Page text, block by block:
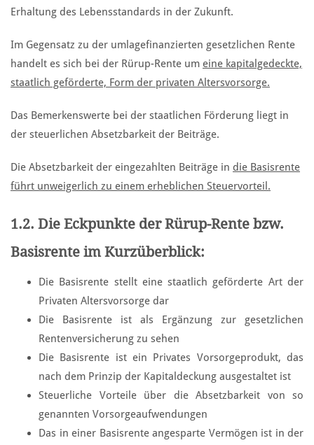
Erhaltung des Lebensstandards in der Zukunft.
Im Gegensatz zu der umlagefinanzierten gesetzlichen Rente
handelt es sich bei der Rürup-Rente um eine kapitalgedeckte,
staatlich geförderte, Form der privaten Altersvorsorge.
Das Bemerkenswerte bei der staatlichen Förderung liegt in
der steuerlichen Absetzbarkeit der Beiträge.
Die Absetzbarkeit der eingezahlten Beiträge in die Basisrente
führt unweigerlich zu einem erheblichen Steuervorteil.
1.2. Die Eckpunkte der Rürup-Rente bzw.
Basisrente im Kurzüberblick:
Die Basisrente stellt eine staatlich geförderte Art der
Privaten Altersvorsorge dar
Die Basisrente ist als Ergänzung zur gesetzlichen
Rentenversicherung zu sehen
Die Basisrente ist ein Privates Vorsorgeprodukt, das
nach dem Prinzip der Kapitaldeckung ausgestaltet ist
Steuerliche Vorteile über die Absetzbarkeit von so
genannten Vorsorgeaufwendungen
Das in einer Basisrente angesparte Vermögen ist in der